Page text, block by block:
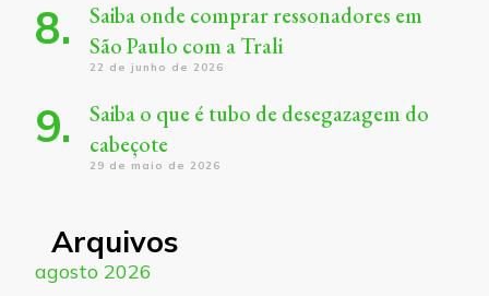
Saiba onde comprar ressonadores em
São Paulo com a Trali
22 de junho de 2026
Saiba o que é tubo de desegazagem do
cabeçote
29 de maio de 2026
Arquivos
agosto 2026